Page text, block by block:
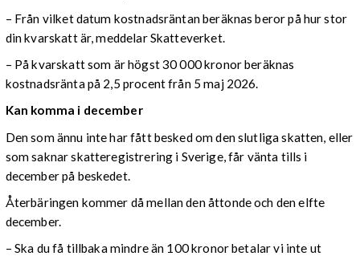
– Från vilket datum kostnadsräntan beräknas beror på hur stor
din kvarskatt är, meddelar Skatteverket.
– På kvarskatt som är högst 30 000 kronor beräknas
kostnadsränta på 2,5 procent från 5 maj 2026.
Kan komma i december
Den som ännu inte har fått besked om den slutliga skatten, eller
som saknar skatteregistrering i Sverige, får vänta tills i
december på beskedet.
Återbäringen kommer då mellan den åttonde och den elfte
december.
– Ska du få tillbaka mindre än 100 kronor betalar vi inte ut